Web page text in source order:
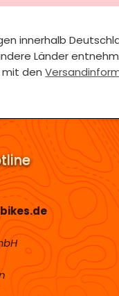
innerhalb
Länder
mit den